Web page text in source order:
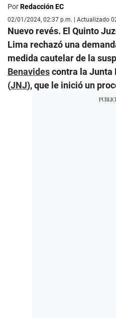
PorRedacción EC
02/01/2024, 02:37 p.m. | Actualizado
Nuevo revés. El Quinto
Lima rechazó una
medida cautelar de la
Benavidescontra la Junta
(JNJ), que le inició un